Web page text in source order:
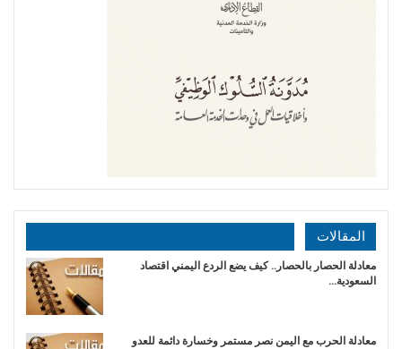
المقالات
معادلة الحصار بالحصار.. كيف يضع الردع اليمني اقتصاد
السعودية…
​معادلة الحرب مع اليمن نصر مستمر وخسارة دائمة للعدو